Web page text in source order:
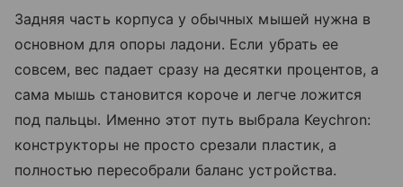
Задняя часть корпуса у обычных мышей нужна в
основном для опоры ладони. Если убрать ее
совсем, вес падает сразу на десятки процентов, а
сама мышь становится короче и легче ложится
под пальцы. Именно этот путь выбрала Keychron:
конструкторы не просто срезали пластик, а
полностью пересобрали баланс устройства.